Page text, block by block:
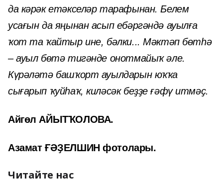
да кәрәк етәкселәр тарафынан. Белем
усағын да яңынан асып ебәргәндә ауылға
ҡот та ҡайтыр ине, бәлки... Мәктәп бөтһә
– ауыл бөтә тигәнде онотмайыҡ әле.
Күрәләтә башҡорт ауылдарын юҡҡа
сығарып ҡуйһаҡ, киләсәк беҙҙе ғәфү итмәҫ.
Айгөл АЙЫТҠОЛОВА.
Азамат ҒӘҘЕЛШИН фотолары.
Читайте нас